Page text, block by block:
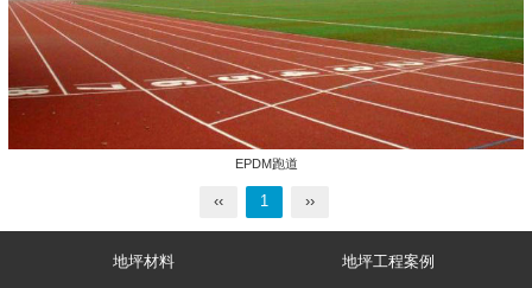
EPDM跑道
‹‹ 1 ››
地坪材料 地坪工程案例